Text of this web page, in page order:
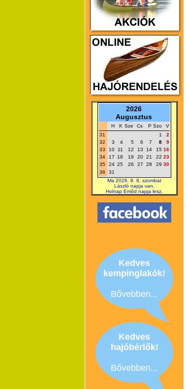
2026
Augusztus
H K Sze Cs P Szo
V
31
1
2
32
3 4 5 6 7 8
9
33
10 11 12 13 14 15 16
34
17 18 19 20 21 22 23
35
24 25 26 27 28 29 30
36
31
Ma 2026. 8. 8, szombat
László napja van.
Holnap Emõd napja lesz.
Kedves
kempinglakók!
Bővebben...
Kedves
hajóbérlők!
Bővebben...